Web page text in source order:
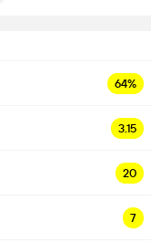
64%
3.15
20
7